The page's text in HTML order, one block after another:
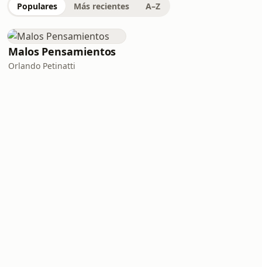
Populares Más recientes A–Z
Malos Pensamientos
Orlando Petinatti